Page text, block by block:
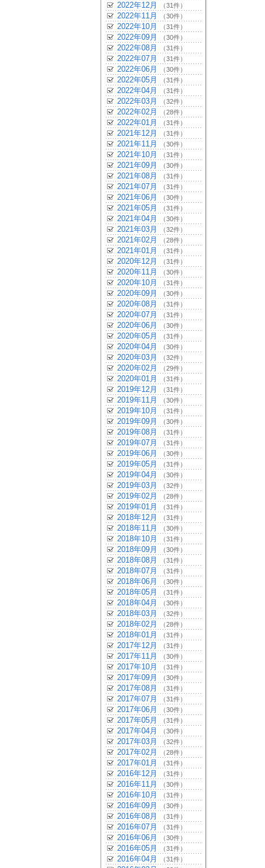
2022年12月 （31件）
2022年11月 （30件）
2022年10月 （31件）
2022年09月 （30件）
2022年08月 （31件）
2022年07月 （31件）
2022年06月 （30件）
2022年05月 （31件）
2022年04月 （31件）
2022年03月 （32件）
2022年02月 （28件）
2022年01月 （31件）
2021年12月 （31件）
2021年11月 （30件）
2021年10月 （31件）
2021年09月 （30件）
2021年08月 （31件）
2021年07月 （31件）
2021年06月 （30件）
2021年05月 （31件）
2021年04月 （30件）
2021年03月 （32件）
2021年02月 （28件）
2021年01月 （31件）
2020年12月 （31件）
2020年11月 （30件）
2020年10月 （31件）
2020年09月 （30件）
2020年08月 （31件）
2020年07月 （31件）
2020年06月 （30件）
2020年05月 （31件）
2020年04月 （30件）
2020年03月 （32件）
2020年02月 （29件）
2020年01月 （31件）
2019年12月 （31件）
2019年11月 （30件）
2019年10月 （31件）
2019年09月 （30件）
2019年08月 （31件）
2019年07月 （31件）
2019年06月 （30件）
2019年05月 （31件）
2019年04月 （30件）
2019年03月 （32件）
2019年02月 （28件）
2019年01月 （31件）
2018年12月 （31件）
2018年11月 （30件）
2018年10月 （31件）
2018年09月 （30件）
2018年08月 （31件）
2018年07月 （31件）
2018年06月 （30件）
2018年05月 （31件）
2018年04月 （30件）
2018年03月 （32件）
2018年02月 （28件）
2018年01月 （31件）
2017年12月 （31件）
2017年11月 （30件）
2017年10月 （31件）
2017年09月 （30件）
2017年08月 （31件）
2017年07月 （31件）
2017年06月 （30件）
2017年05月 （31件）
2017年04月 （30件）
2017年03月 （32件）
2017年02月 （28件）
2017年01月 （31件）
2016年12月 （31件）
2016年11月 （30件）
2016年10月 （31件）
2016年09月 （30件）
2016年08月 （31件）
2016年07月 （31件）
2016年06月 （30件）
2016年05月 （31件）
2016年04月 （31件）